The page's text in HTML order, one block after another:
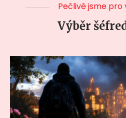
Pečlivě jsme pro
Výběr